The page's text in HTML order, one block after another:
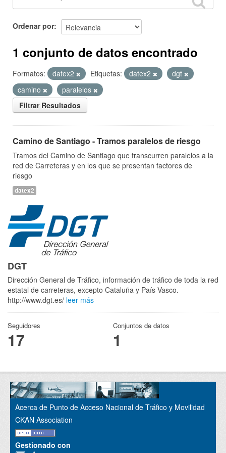
Ordenar por
1 conjunto de datos encontrado
Formatos: datex2 Etiquetas: datex2
dgt
camino
paralelos
Filtrar Resultados
Camino de Santiago - Tramos paralelos de riesgo
Tramos del Camino de Santiago que transcurren paralelos a la
red de Carreteras y en los que se presentan factores de
riesgo
datex2
DGT
Dirección General de Tráfico, información de tráfico de toda la red
estatal de carreteras, excepto Cataluña y País Vasco.
http://www.dgt.es/ leer más
Seguidores
17
Conjuntos de datos
1
Acerca de Punto de Acceso Nacional de Tráfico y Movilidad
CKAN Association
Gestionado con